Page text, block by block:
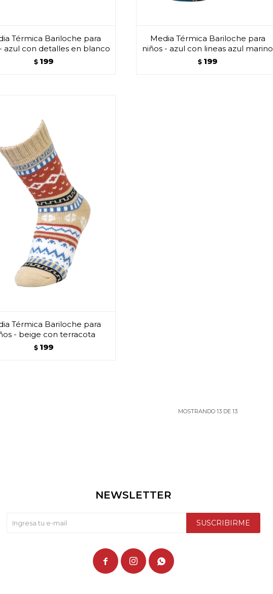
Térmica Bariloche para
azul con detalles en blanco
$ 199
Media Térmica Bariloche para
niños - azul con lineas azul marino
$ 199
Térmica Bariloche para
- beige con terracota
$ 199
MOSTRANDO 13DE 13
NEWSLETTER
SUSCRIBIRME
  